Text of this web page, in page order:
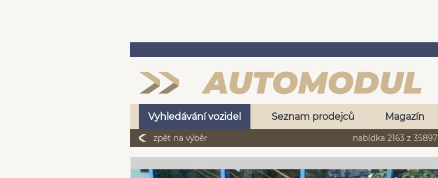
Vyhledávání vozidel Seznam prodejců Magazín
zpět na výběr nabídka 2163 z 35897